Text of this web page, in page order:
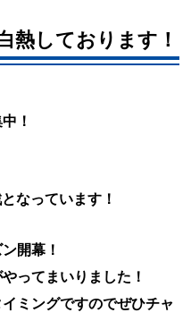
熱しております！
！
なっています！
開幕！
ってまいりました！
ミングですのでぜひチャ